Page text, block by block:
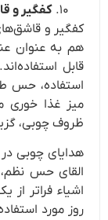
کفگیر و
کفگیر و
هم به عنوان
قابل
استفاده، حس
میز غذا خوری
ظروف چوبی،
هدایای چوبی در
القای حس
اشیاء فراتر از
روز مورد